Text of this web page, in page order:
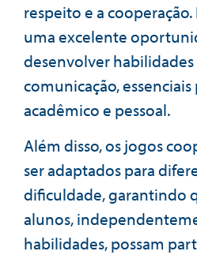
respeito e a
uma excelente
desenvolver habilidades
comunicação, essenciais
acadêmico e pessoal.
Além disso, os jogos
ser adaptados para
dificuldade, garantindo
alunos,
habilidades, possam